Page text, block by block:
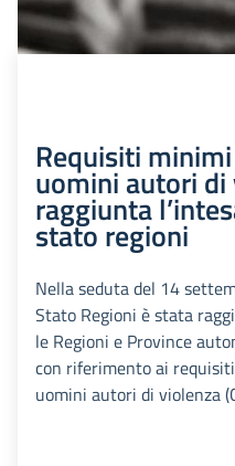
Requisiti
uomini autori di
raggiunta
stato regioni
Nella seduta del 14
Stato Regioni è stata
le Regioni e Province
con riferimento ai
uomini autori di violenza